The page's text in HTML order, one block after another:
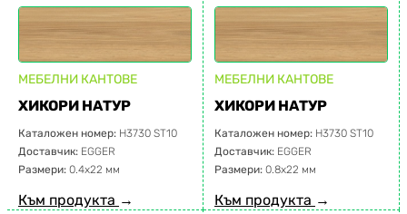
МЕБЕЛНИ КАНТОВЕ
ХИКОРИ НАТУР
Каталожен номер: H3730 ST10
Доставчик: EGGER
Размери: 0.4х22 мм
Към продукта →
МЕБЕЛНИ КАНТОВЕ
ХИКОРИ НАТУР
Каталожен номер: H3730 ST10
Доставчик: EGGER
Размери: 0.8х22 мм
Към продукта →